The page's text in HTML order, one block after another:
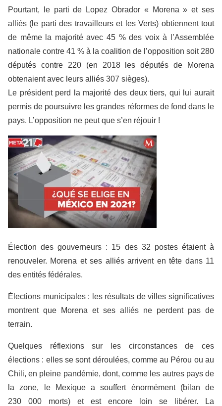
Pourtant, le parti de Lopez Obrador « Morena » et ses
alliés (le parti des travailleurs et les Verts) obtiennent tout
de même la majorité avec 45 % des voix à l’Assemblée
nationale contre 41 % à la coalition de l’opposition soit 280
députés contre 220 (en 2018 les députés de Morena
obtenaient avec leurs alliés 307 sièges).
Le président perd la majorité des deux tiers, qui lui aurait
permis de poursuivre les grandes réformes de fond dans le
pays. L’opposition ne peut que s’en réjouir !
Élection des gouverneurs : 15 des 32 postes étaient à
renouveler. Morena et ses alliés arrivent en tête dans 11
des entités fédérales.
Élections municipales : les résultats de villes significatives
montrent que Morena et ses alliés ne perdent pas de
terrain.
Quelques réflexions sur les circonstances de ces
élections : elles se sont déroulées, comme au Pérou ou au
Chili, en pleine pandémie, dont, comme les autres pays de
la zone, le Mexique a souffert énormément (bilan de
230 000 morts) et est encore loin se libérer. La